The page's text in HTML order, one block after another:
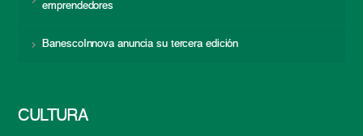
emprendedores
BanescoInnova anuncia su tercera edición
CULTURA